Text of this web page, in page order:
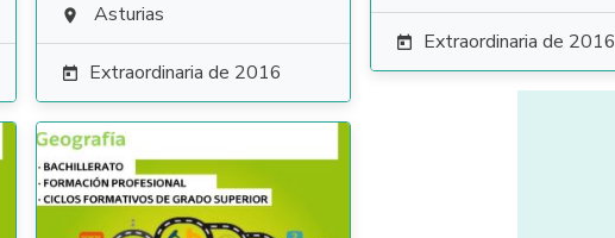
 Extraordinaria de 2016
 Asturias
 Extraordinaria de 2016